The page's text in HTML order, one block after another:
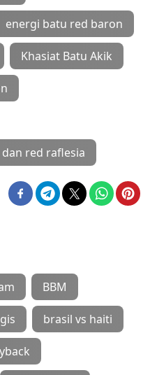
energi batu red baron
Khasiat Batu Akik
red raflesia
BBM
brasil vs haiti